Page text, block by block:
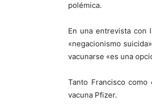
polémica.
En una entrevista con
«negacionismo
vacunarse «es una
Tanto Francisco
vacuna Pfizer.